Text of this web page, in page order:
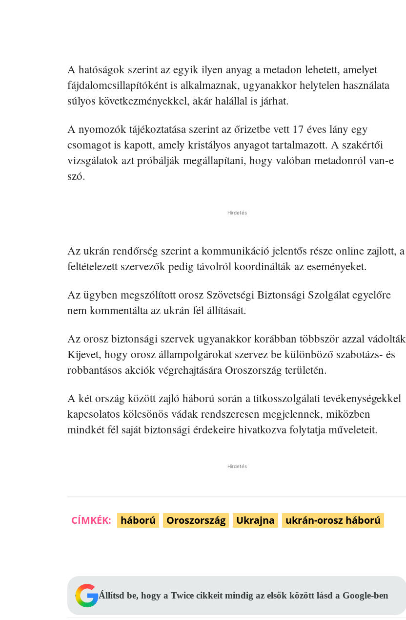
A hatóságok szerint az egyik ilyen anyag a metadon lehetett, amelyet
fájdalomcsillapítóként is alkalmaznak, ugyanakkor helytelen használata
súlyos következményekkel, akár halállal is járhat.
A nyomozók tájékoztatása szerint az őrizetbe vett 17 éves lány egy
csomagot is kapott, amely kristályos anyagot tartalmazott. A szakértői
vizsgálatok azt próbálják megállapítani, hogy valóban metadonról van-e
szó.
Hirdetés
Az ukrán rendőrség szerint a kommunikáció jelentős része online zajlott, a
feltételezett szervezők pedig távolról koordinálták az eseményeket.
Az ügyben megszólított orosz Szövetségi Biztonsági Szolgálat egyelőre
nem kommentálta az ukrán fél állításait.
Az orosz biztonsági szervek ugyanakkor korábban többször azzal vádolták
Kijevet, hogy orosz állampolgárokat szervez be különböző szabotázs- és
robbantásos akciók végrehajtására Oroszország területén.
A két ország között zajló háború során a titkosszolgálati tevékenységekkel
kapcsolatos kölcsönös vádak rendszeresen megjelennek, miközben
mindkét fél saját biztonsági érdekeire hivatkozva folytatja műveleteit.
Hirdetés
CÍMKÉK: háború Oroszország Ukrajna ukrán-orosz háború
Állítsd be, hogy a Twice cikkeit mindig az elsők között lásd a Google-ben